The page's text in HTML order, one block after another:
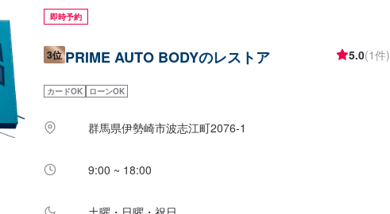
談ください！鈑金塗装のプロフェッショナルがお車の状態をしっかり
と判断し、適切な修理の方法をご提案いたします。フロンガス交換機
有！最新車種のエアコン修理も対応できます！全員業界歴20年以上の
大ベテランの作業員です。お客様の愛車をご安心してお任せくださ
い合わせ【2】お見積り【3】お見積りにご納得いただければ作業開始
ーツの持ち込み可能です。オファーにて詳細をお願い致します。【定
即時予約
3位 PRIME AUTO BODYのレストア 5.0(1件)
カードOK ローンOK
群馬県伊勢崎市波志江町2076-1
9:00 ~ 18:00